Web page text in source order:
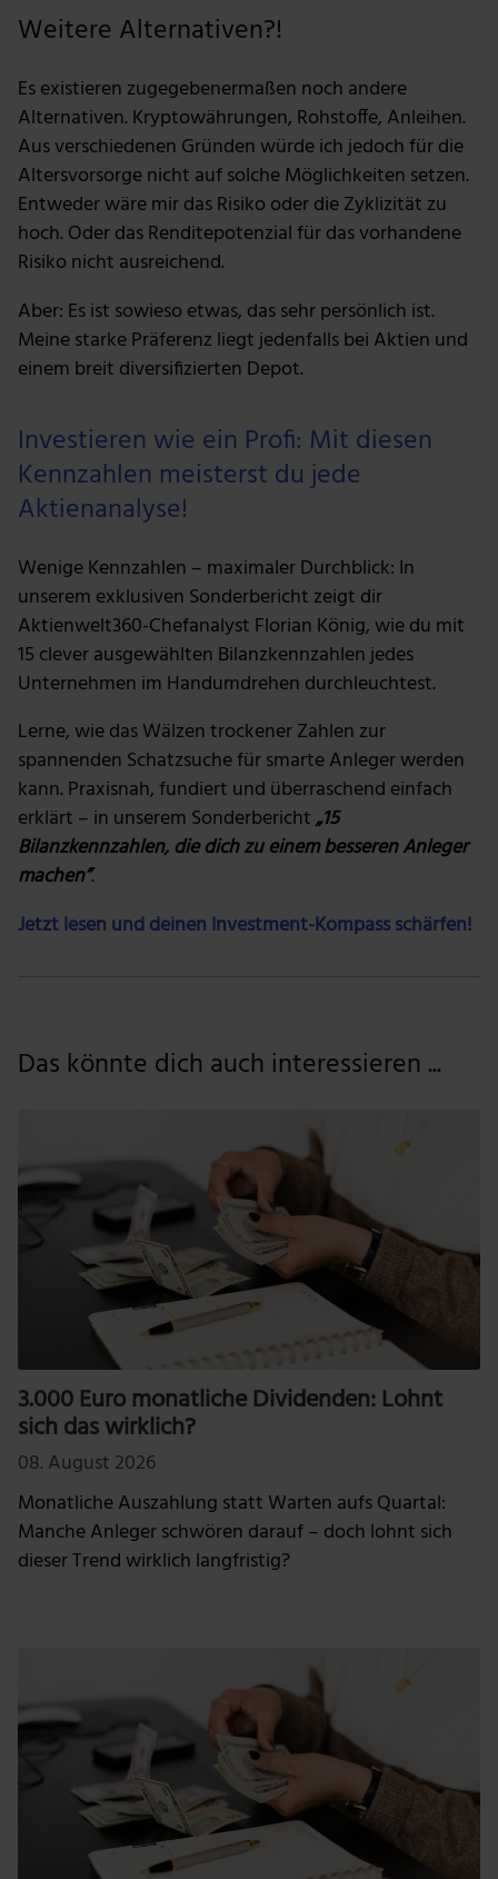
Unsere Partner führen diese Informationen
ihnen bereitgestellt hast oder die sie im Rahmen deiner
Nutzung der Dienste gesammelt haben.
Weitere Alternativen?!
Es existieren zugegebenermaßen noch andere
Alternativen. Kryptowährungen, Rohstoffe, Anleihen.
Aus verschiedenen Gründen würde ich jedoch für die
Altersvorsorge nicht auf solche Möglichkeiten setzen.
Entweder wäre mir das Risiko oder die Zyklizität zu
hoch. Oder das Renditepotenzial für das vorhandene
Risiko nicht ausreichend.
Aber: Es ist sowieso etwas, das sehr persönlich ist.
Meine starke Präferenz liegt jedenfalls bei Aktien und
einem breit diversifizierten Depot.
Investieren wie ein Profi: Mit diesen
Kennzahlen meisterst du jede
Aktienanalyse!
Wenige Kennzahlen – maximaler Durchblick: In
unserem exklusiven Sonderbericht zeigt dir
Aktienwelt360-Chefanalyst Florian König, wie du mit
15 clever ausgewählten Bilanzkennzahlen jedes
Unternehmen im Handumdrehen durchleuchtest.
Lerne, wie das Wälzen trockener Zahlen zur
spannenden Schatzsuche für smarte Anleger werden
kann. Praxisnah, fundiert und überraschend einfach
erklärt – in unserem Sonderbericht„15
Bilanzkennzahlen, die dich zu einem besseren Anleger
machen”.
Jetzt lesen und deinen Investment-Kompass schärfen!
Das könnte dich auch interessieren ...
3.000 Euro monatliche Dividenden: Lohnt
sich das wirklich?
08. August 2026
Monatliche Auszahlung statt Warten aufs Quartal:
Manche Anleger schwören darauf – doch lohnt sich
dieser Trend wirklich langfristig?